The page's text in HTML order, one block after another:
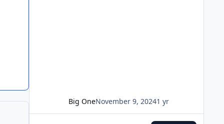
Big OneNovember 9, 20241 yr